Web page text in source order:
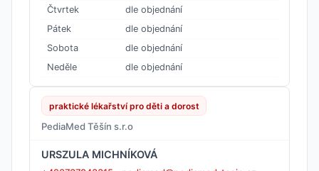
Čtvrtek
dle objednání
Pátek
dle objednání
Sobota
dle objednání
Neděle
dle objednání
praktické lékařství pro děti a dorost
PediaMed Těšín s.r.o
URSZULA MICHNÍKOVÁ